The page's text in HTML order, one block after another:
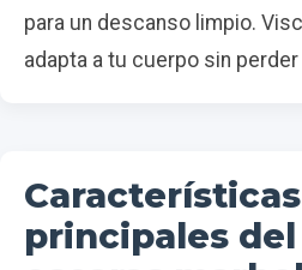
para un descanso limpio.
adapta a tu cuerpo sin
Características
principales